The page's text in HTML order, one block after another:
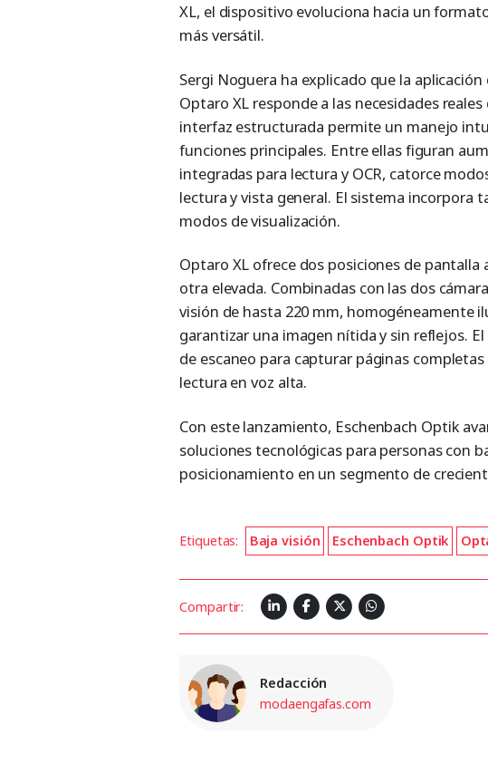
XL, el dispositivo evoluciona hacia un
más versátil.
Sergi Noguera ha explicado que la
Optaro XL responde a las necesidades
interfaz estructurada permite un manejo
funciones principales. Entre ellas figuran
integradas para lectura y OCR, catorce
lectura y vista general. El sistema incorpora
modos de visualización.
Optaro XL ofrece dos posiciones de pantalla
otra elevada. Combinadas con las dos
visión de hasta 220 mm, homogéneamente
garantizar una imagen nítida y sin reflejos.
de escaneo para capturar páginas
lectura en voz alta.
Con este lanzamiento, Eschenbach Optik
soluciones tecnológicas para personas con
posicionamiento en un segmento de
Etiquetas: Baja visión Eschenbach Optik
Compartir:
Redacción
modaengafas.com